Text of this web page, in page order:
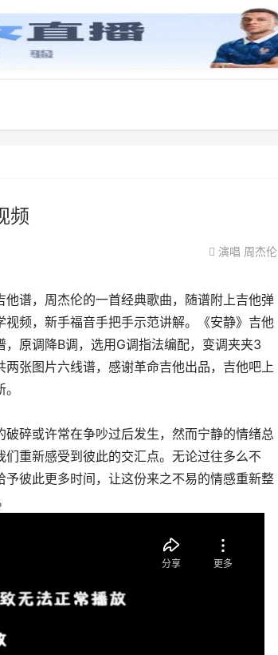
频
演唱 周杰伦
他谱，周杰伦的一首经典歌曲，随谱附上吉他弹
视频，新手福音手把手示范讲解。《安静》吉他
，原调降B调，选用G调指法编配，变调夹夹3
两张图片六线谱，感谢革命吉他出品，吉他吧上
破碎或许常在争吵过后发生，然而宁静的情绪总
们重新感受到彼此的交汇点。无论过往多么不
予彼此更多时间，让这份来之不易的情感重新整